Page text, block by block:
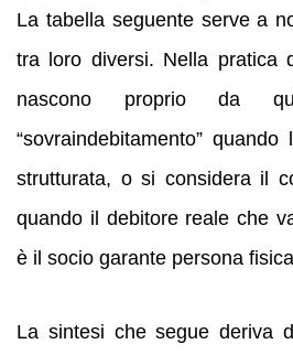
La tabella seguente serve a
tra loro diversi. Nella pratica
nascono proprio da
“sovraindebitamento”
strutturata, o si considera il
quando il debitore reale che
è il socio garante persona
La sintesi che segue deriva